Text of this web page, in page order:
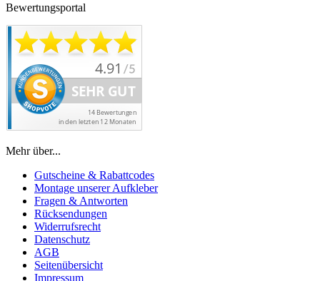
Bewertungsportal
Mehr über...
Gutscheine & Rabattcodes
Montage unserer Aufkleber
Fragen & Antworten
Rücksendungen
Widerrufsrecht
Datenschutz
AGB
Seitenübersicht
Impressum